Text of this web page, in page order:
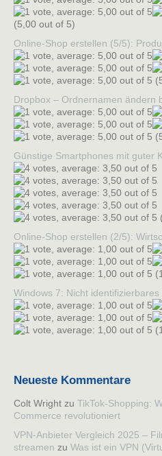
(5,00 out of 5)
Online-Shop erstellen (5/5):
Dropbox – Ordnernamen ändern
Günstige Smartphones mit guter
Online-Shop erstellen (2/5):
Windows 7: Nicht
Neueste Kommentare
Colt Wright zu TikTok-Shopping:
Commerce revolutioniert
VPN-Anbieter Vergleich 2025 –
streamen zu Was ist ein VPN